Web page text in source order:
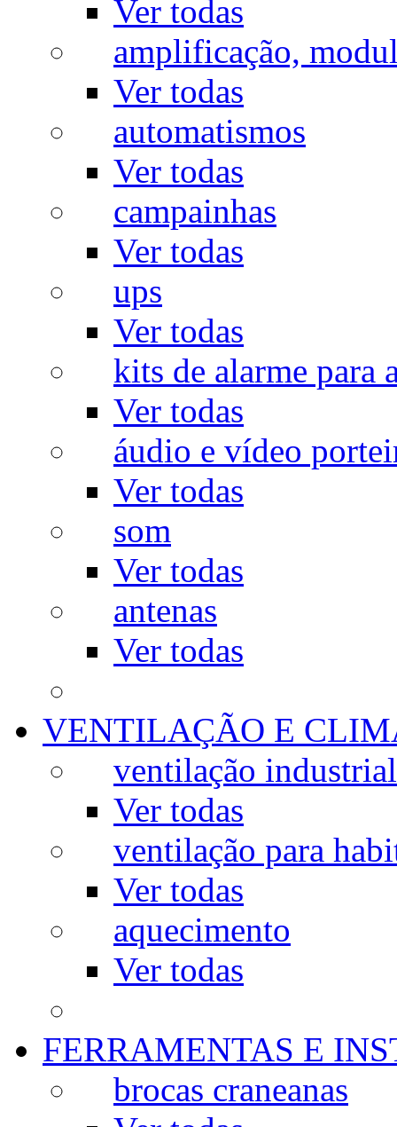
Ver todas
amplificação,
Ver todas
automatismos
Ver todas
campainhas
Ver todas
ups
Ver todas
kits de alarme para
Ver todas
áudio e vídeo
Ver todas
som
Ver todas
antenas
Ver todas
VENTILAÇÃO E
ventilação industrial
Ver todas
ventilação para
Ver todas
aquecimento
Ver todas
FERRAMENTAS E
brocas craneanas